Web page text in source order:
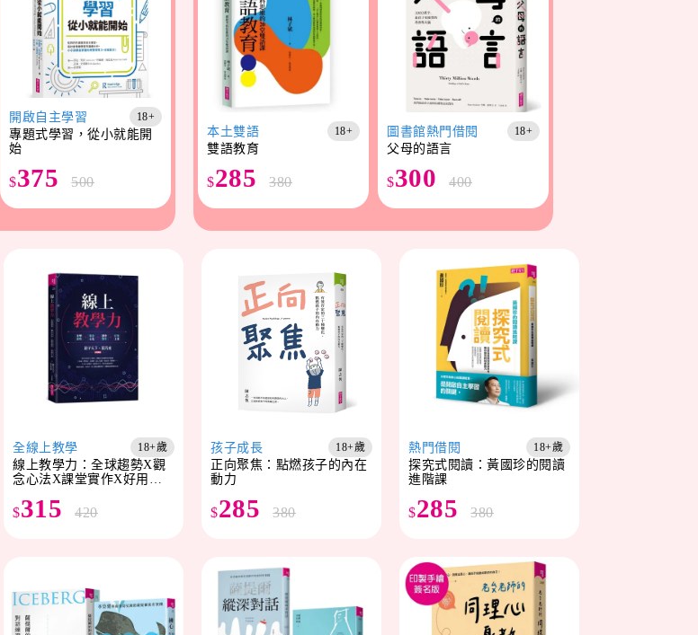
開啟自主學習 18+
專題式學習，從小就能開
始
$375 500
本土雙語 18+
雙語教育
$285 380
圖書館熱門借閱 18+
父母的語言
$300 400
全線上教學 18+歲
線上教學力：全球趨勢X觀
念心法X課堂實作X好用工
$315 420
孩子成長 18+歲
正向聚焦：點燃孩子的內在
動力
$285 380
熱門借閱 18+歲
探究式閱讀：黃國珍的閱讀
進階課
$285 380